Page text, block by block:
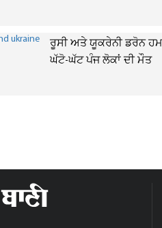
ਰੂਸੀ ਅਤੇ ਯੂਕਰੇਨੀ ਡਰੋਨ
ਘੱਟੋ-ਘੱਟ ਪੰਜ ਲੋਕਾਂ ਦੀ ਮੌਤ